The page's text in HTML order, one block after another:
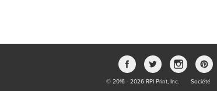
© 2016 - 2026 RPI Print, Inc. Société